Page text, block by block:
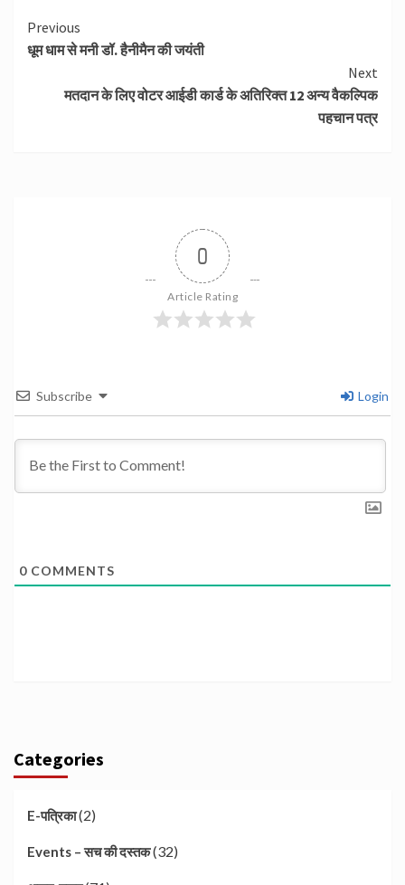
Continue
Reading
Previous
धूम धाम से मनी डॉ. हैनीमैन की जयंती
Next
मतदान के लिए वोटर आईडी कार्ड के अतिरिक्त 12 अन्य वैकल्पिक
पहचान पत्र
0
Article Rating
Subscribe Login
0 COMMENTS
Categories
E-पत्रिका(2)
Events – सच की दस्तक(32)